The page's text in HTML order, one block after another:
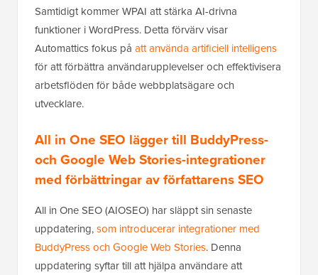
Samtidigt kommer WPAI att stärka AI-drivna
funktioner i WordPress. Detta förvärv visar
Automattics fokus på att använda artificiell intelligens
för att förbättra användarupplevelser och effektivisera
arbetsflöden för både webbplatsägare och
utvecklare.
All in One SEO lägger till BuddyPress-
och Google Web Stories-integrationer
med förbättringar av författarens SEO
All in One SEO (AIOSEO) har släppt sin senaste
uppdatering,som introducerar integrationer med
BuddyPress och Google Web Stories. Denna
uppdatering syftar till att hjälpa användare att